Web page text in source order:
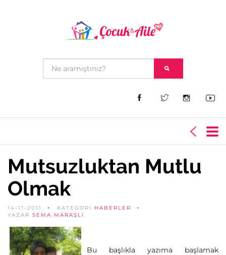
Mutsuzluktan Mutlu
Olmak
14-11-2011 KATEGORİ HABERLER
YAZAR SEMA MARAŞLI
Bu başlıkla yazıma başlamak